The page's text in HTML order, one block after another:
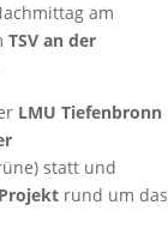
am
TSV an der
LMU Tiefenbronn
statt und
rund um das